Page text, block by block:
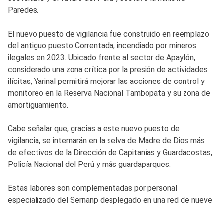
Paredes.
El nuevo puesto de vigilancia fue construido en reemplazo
del antiguo puesto Correntada, incendiado por mineros
ilegales en 2023. Ubicado frente al sector de Apaylón,
considerado una zona crítica por la presión de actividades
ilícitas, Yarinal permitirá mejorar las acciones de control y
monitoreo en la Reserva Nacional Tambopata y su zona de
amortiguamiento.
Cabe señalar que, gracias a este nuevo puesto de
vigilancia, se internarán en la selva de Madre de Dios más
de efectivos de la Dirección de Capitanías y Guardacostas,
Policía Nacional del Perú y más guardaparques.
Estas labores son complementadas por personal
especializado del Sernanp desplegado en una red de nueve